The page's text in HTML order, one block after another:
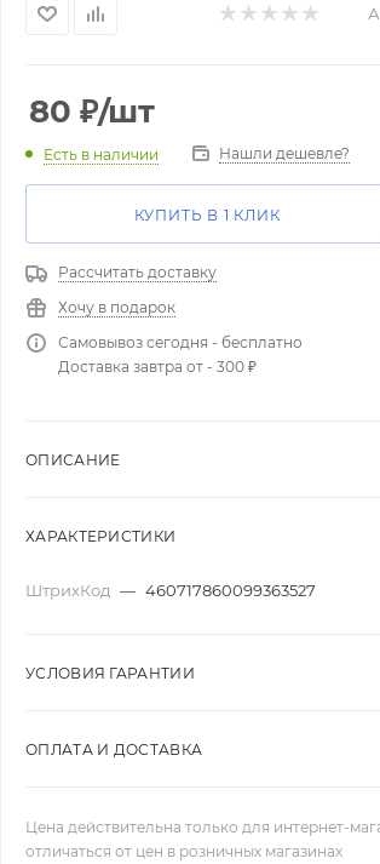
80 ₽/шт
Есть в наличии Нашли дешевле?
КУПИТЬ В 1 КЛИК
Рассчитать доставку
Хочу в подарок
Самовывоз сегодня - бесплатно
Доставка завтра от - 300 ₽
ОПИСАНИЕ
ХАРАКТЕРИСТИКИ
ШтрихКод — 460717860099363527
УСЛОВИЯ ГАРАНТИИ
ОПЛАТА И ДОСТАВКА
Цена действительна только для интернет-
отличаться от цен в розничных магазинах